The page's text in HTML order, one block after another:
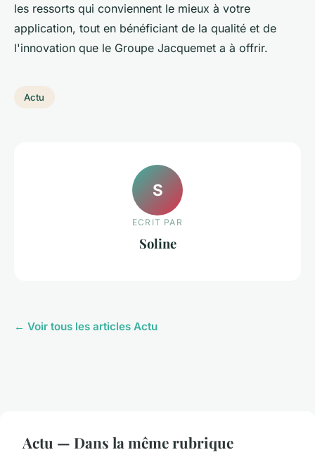
les ressorts qui conviennent le mieux à votre
application, tout en bénéficiant de la qualité et de
l'innovation que le Groupe Jacquemet a à offrir.
Actu
S
ECRIT PAR
Soline
← Voir tous les articles Actu
Actu — Dans la même rubrique